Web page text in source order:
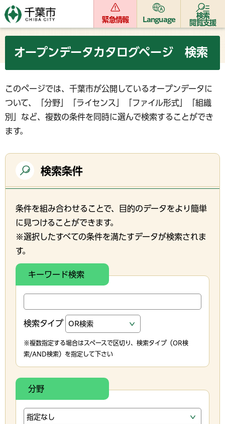
緊急情報 Language
検索
閲覧支援
オープンデータカタログページ 検索
このページでは、千葉市が公開しているオープンデータに
ついて、「分野」「ライセンス」「ファイル形式」「組織
別」など、複数の条件を同時に選んで検索することができ
ます。
検索条件
条件を組み合わせることで、目的のデータをより簡単
に見つけることができます。
※選択したすべての条件を満たすデータが検索されま
す。
キーワード検索
検索タイプ
※複数指定する場合はスペースで区切り、検索タイプ（OR検
索/AND検索）を指定して下さい
分野